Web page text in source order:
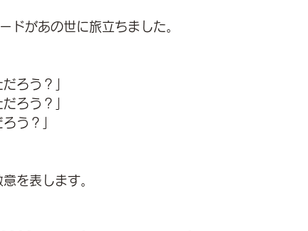
ドがあの世に旅立ちました。
ろう？」
ろう？」
う？」
を表します。